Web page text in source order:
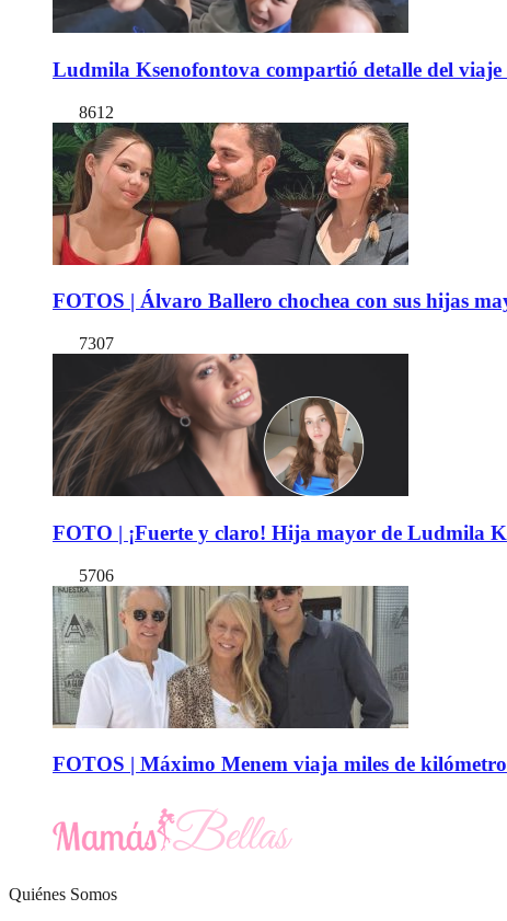
Ludmila Ksenofontova compartió detalle del viaje
8612
FOTOS | Álvaro Ballero chochea con sus hijas
7307
FOTO | ¡Fuerte y claro! Hija mayor de Ludmila
5706
FOTOS | Máximo Menem viaja miles de
Quiénes Somos